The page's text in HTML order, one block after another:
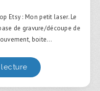
Etsy : Mon petit laser. Le
de gravure/découpe de
boite…